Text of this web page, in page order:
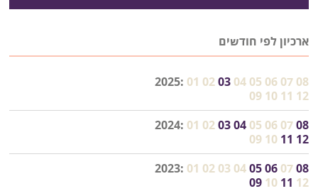
ארכיון לפי חודשים
2025: 01 02 03 04 05 06 07 08
09 10 11 12
2024: 01 02 03 04 05 06 07 08
09 10 11 12
2023: 01 02 03 04 05 06 07 08
09 10 11 12